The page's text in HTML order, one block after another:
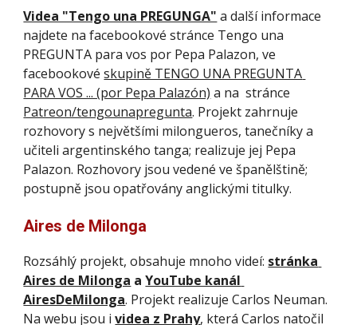
Videa "Tengo una PREGUNGA" a další informace
najdete na facebookové stránce Tengo una
PREGUNTA para vos por Pepa Palazon, ve
facebookové skupině TENGO UNA PREGUNTA
PARA VOS ... (por Pepa Palazón)
Patreon/tengounapregunta. Projekt zahrnuje
rozhovory s největšími milongueros, tanečníky a
učiteli argentinského tanga; realizuje jej Pepa
Palazon. Rozhovory jsou vedené ve španělštině;
postupně jsou opatřovány anglickými titulky.
Aires de Milonga
Rozsáhlý projekt, obsahuje mnoho videí: stránka
Aires de Milonga a YouTube kanál
AiresDeMilonga. Projekt realizuje Carlos Neuman.
Na webu jsou i videa z Prahy, která Carlos natočil